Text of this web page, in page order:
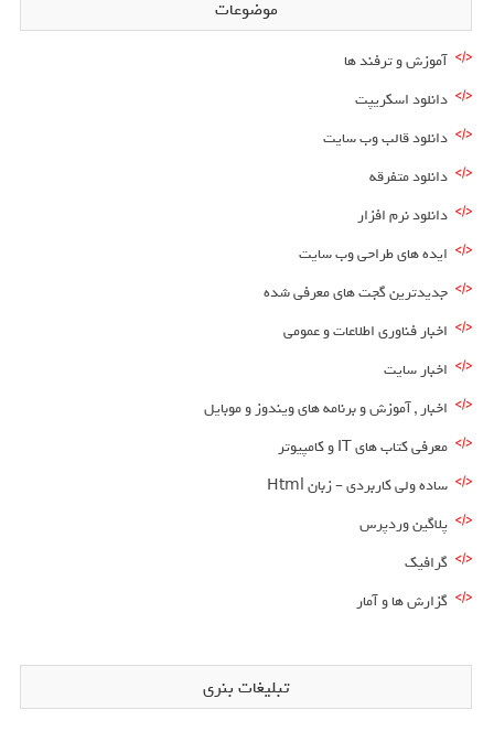
موضوعات
آموزش و ترفند ها
دانلود اسکریپت
دانلود قالب وب سایت
دانلود متفرقه
دانلود نرم افزار
ایده های طراحی وب سایت
جدیدترین گجت های معرفی شده
اخبار فناوری اطلاعات و عمومی
اخبار سایت
اخبار , آموزش و برنامه های ویندوز و موبایل
معرفی کتاب های IT و کامپیوتر
ساده ولی کاربردی – زبان Html
پلاگین وردپرس
گرافیک
گزارش ها و آمار
تبلیغات بنری